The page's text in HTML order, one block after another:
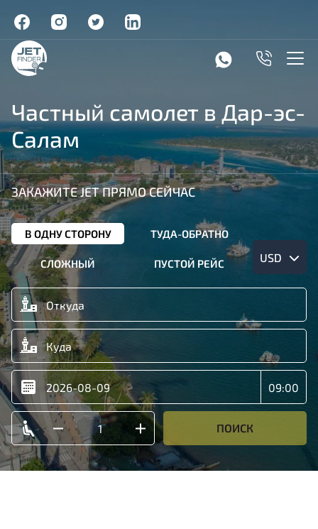
Частный самолет в Дар-эс-
Салам
ЗАКАЖИТЕ JET ПРЯМО СЕЙЧАС
В ОДНУ СТОРОНУ ТУДА-ОБРАТНО
СЛОЖНЫЙ ПУСТОЙ РЕЙС USD
ПОИСК